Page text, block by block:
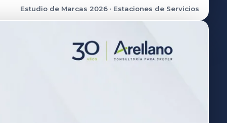
Estudio de Marcas 2026 · Estaciones de Servicios